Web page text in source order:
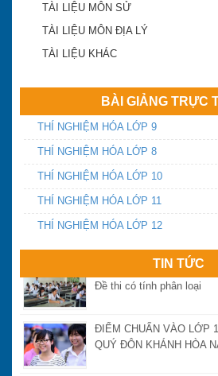
TÀI LIỆU MÔN SỬ
TÀI LIỆU MÔN ĐỊA LÝ
TÀI LIỆU KHÁC
BÀI GIẢNG TRỰC
THÍ NGHIỆM HÓA LỚP 9
THÍ NGHIỆM HÓA LỚP 8
THÍ NGHIỆM HÓA LỚP 10
THÍ NGHIỆM HÓA LỚP 11
THÍ NGHIỆM HÓA LỚP 12
TIN TỨC
Khánh Hòa công bố điểm
lập 2018-2019
Điểm chuẩn vào lớp 10
Yêu cầu chấn chỉnh dạy
trường sớm
Đề thi có tính phân loại